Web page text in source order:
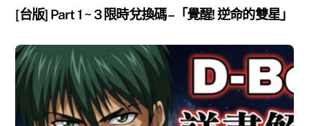
[台版] Part 1 ~ 3 限時兌換碼 –「覺醒! 逆命的雙星」